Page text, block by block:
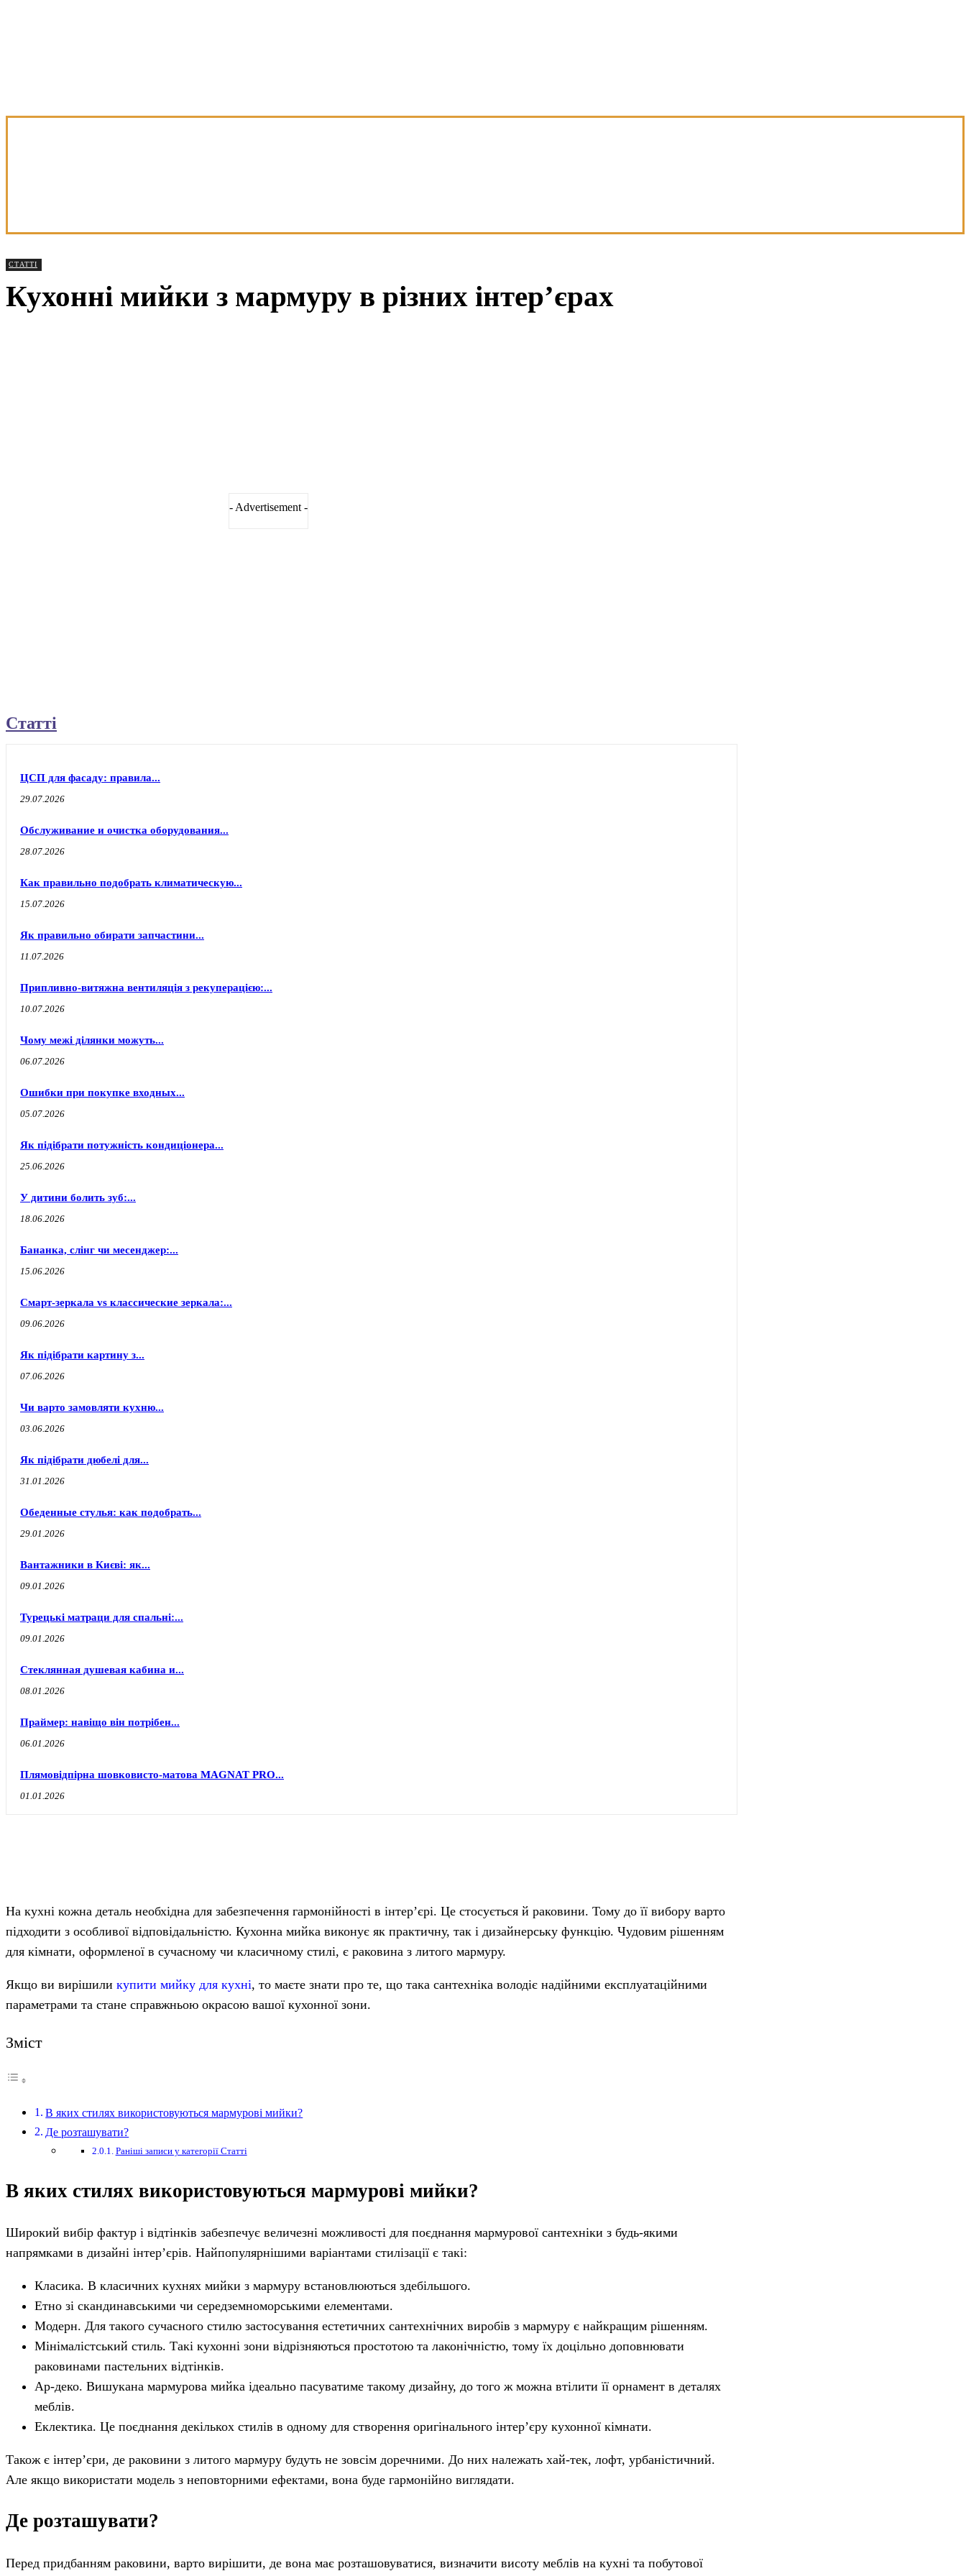
СТАТТІ
Кухонні мийки з мармуру в різних інтер’єрах
- Advertisement -
Статті
ЦСП для фасаду: правила...
29.07.2026
Обслуживание и очистка оборудования...
28.07.2026
Как правильно подобрать климатическую...
15.07.2026
Як правильно обирати запчастини...
11.07.2026
Припливно-витяжна вентиляція з рекуперацією:...
10.07.2026
Чому межі ділянки можуть...
06.07.2026
Ошибки при покупке входных...
05.07.2026
Як підібрати потужність кондиціонера...
25.06.2026
У дитини болить зуб:...
18.06.2026
Бананка, слінг чи месенджер:...
15.06.2026
Смарт-зеркала vs классические зеркала:...
09.06.2026
Як підібрати картину з...
07.06.2026
Чи варто замовляти кухню...
03.06.2026
Як підібрати дюбелі для...
31.01.2026
Обеденные стулья: как подобрать...
29.01.2026
Вантажники в Києві: як...
09.01.2026
Турецькі матраци для спальні:...
09.01.2026
Стеклянная душевая кабина и...
08.01.2026
Праймер: навіщо він потрібен...
06.01.2026
Плямовідпірна шовковисто-матова MAGNAT PRO...
01.01.2026
На кухні кожна деталь необхідна для забезпечення гармонійності в інтер’єрі. Це стосується й раковини. Тому до її вибору варто
підходити з особливої відповідальністю. Кухонна мийка виконує як практичну, так і дизайнерську функцію. Чудовим рішенням
для кімнати, оформленої в сучасному чи класичному стилі, є раковина з литого мармуру.
Якщо ви вирішили купити мийку для кухні, то маєте знати про те, що така сантехніка володіє надійними експлуатаційними
параметрами та стане справжньою окрасою вашої кухонної зони.
Зміст
В яких стилях використовуються мармурові мийки?
Де розташувати?
Раніші записи у категорії Статті
В яких стилях використовуються мармурові мийки?
Широкий вибір фактур і відтінків забезпечує величезні можливості для поєднання мармурової сантехніки з будь-якими
напрямками в дизайні інтер’єрів. Найпопулярнішими варіантами стилізації є такі:
Класика. В класичних кухнях мийки з мармуру встановлюються здебільшого.
Етно зі скандинавськими чи середземноморськими елементами.
Модерн. Для такого сучасного стилю застосування естетичних сантехнічних виробів з мармуру є найкращим рішенням.
Мінімалістський стиль. Такі кухонні зони відрізняються простотою та лаконічністю, тому їх доцільно доповнювати
раковинами пастельних відтінків.
Ар-деко. Вишукана мармурова мийка ідеально пасуватиме такому дизайну, до того ж можна втілити її орнамент в деталях
меблів.
Еклектика. Це поєднання декількох стилів в одному для створення оригінального інтер’єру кухонної кімнати.
Також є інтер’єри, де раковини з литого мармуру будуть не зовсім доречними. До них належать хай-тек, лофт, урбаністичний.
Але якщо використати модель з неповторними ефектами, вона буде гармонійно виглядати.
Де розташувати?
Перед придбанням раковини, варто вирішити, де вона має розташовуватися, визначити висоту меблів на кухні та побутової